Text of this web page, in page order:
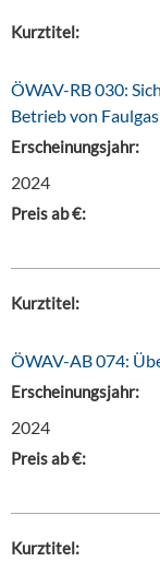
Kurztitel:
ÖWAV-RB 030:
Betrieb von
Erscheinungsjahr:
2024
Preis ab €:
Kurztitel:
ÖWAV-AB 074:
Erscheinungsjahr:
2024
Preis ab €:
Kurztitel: